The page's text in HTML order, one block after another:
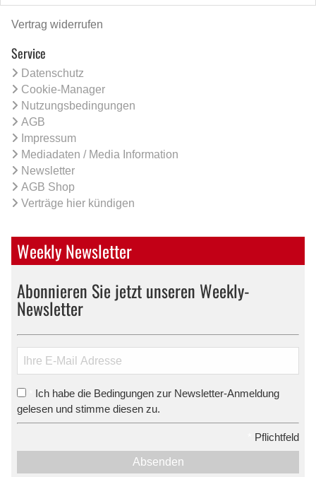
Vertrag widerrufen
Service
Datenschutz
Cookie-Manager
Nutzungsbedingungen
AGB
Impressum
Mediadaten / Media Information
Newsletter
AGB Shop
Verträge hier kündigen
Weekly Newsletter
Abonnieren Sie jetzt unseren Weekly-
Newsletter
Ich habe die Bedingungen zur Newsletter-Anmeldung
gelesen und stimme diesen zu.
Pflichtfeld
Absenden